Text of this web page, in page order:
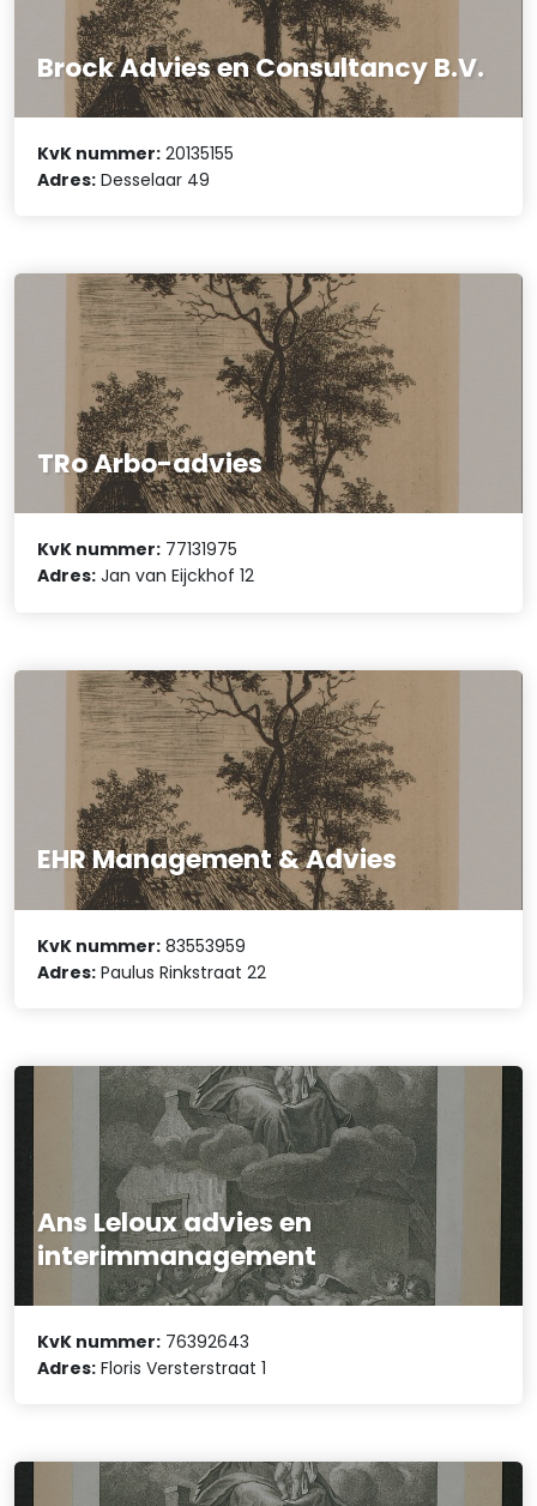
Brock Advies en Consultancy B.V.
KvK nummer: 20135155
Adres: Desselaar 49
TRo Arbo-advies
KvK nummer: 77131975
Adres: Jan van Eijckhof 12
EHR Management & Advies
KvK nummer: 83553959
Adres: Paulus Rinkstraat 22
Ans Leloux advies en
interimmanagement
KvK nummer: 76392643
Adres: Floris Versterstraat 1